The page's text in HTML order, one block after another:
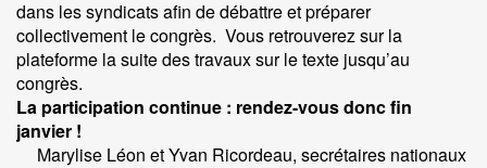
dans les syndicats afin de débattre et préparer
collectivement le congrès. Vous retrouverez sur la
plateforme la suite des travaux sur le texte jusqu’au
congrès.
La participation continue : rendez-vous donc fin
janvier !
Marylise Léon et Yvan Ricordeau, secrétaires nationaux